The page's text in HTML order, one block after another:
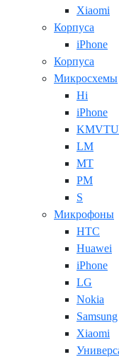
Xiaomi
Корпуса
iPhone
Корпуса
Микросхемы
Hi
iPhone
KMVTU
LM
MT
PM
S
Микрофоны
HTC
Huawei
iPhone
LG
Nokia
Samsung
Xiaomi